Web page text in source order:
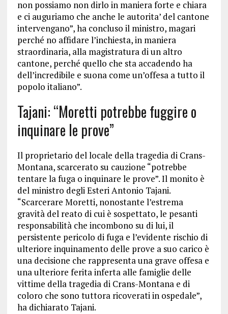
non possiamo non dirlo in maniera forte e chiara
e ci auguriamo che anche le autorita’ del cantone
intervengano”, ha concluso il ministro, magari
perché no affidare l’inchiesta, in maniera
straordinaria, alla magistratura di un altro
cantone, perché quello che sta accadendo ha
dell’incredibile e suona come un’offesa a tutto il
popolo italiano”.
Tajani: “Moretti potrebbe fuggire o
inquinare le prove”
Il proprietario del locale della tragedia di Crans-
Montana, scarcerato su cauzione “potrebbe
tentare la fuga o inquinare le prove”. Il monito è
del ministro degli Esteri Antonio Tajani.
“Scarcerare Moretti, nonostante l’estrema
gravità del reato di cui è sospettato, le pesanti
responsabilità che incombono su di lui, il
persistente pericolo di fuga e l’evidente rischio di
ulteriore inquinamento delle prove a suo carico è
una decisione che rappresenta una grave offesa e
una ulteriore ferita inferta alle famiglie delle
vittime della tragedia di Crans-Montana e di
coloro che sono tuttora ricoverati in ospedale”,
ha dichiarato Tajani.